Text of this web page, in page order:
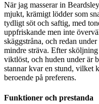
När jag masserar in
mjukt, krämigt lödder som
tydligt söt och saftig, med
uppfriskande men inte
skäggstråna, och redan
mindre sträva. Efter
viktlöst, och huden under är
stannar kvar en stund, vilket
beroende på preferens.
Funktioner och prestanda